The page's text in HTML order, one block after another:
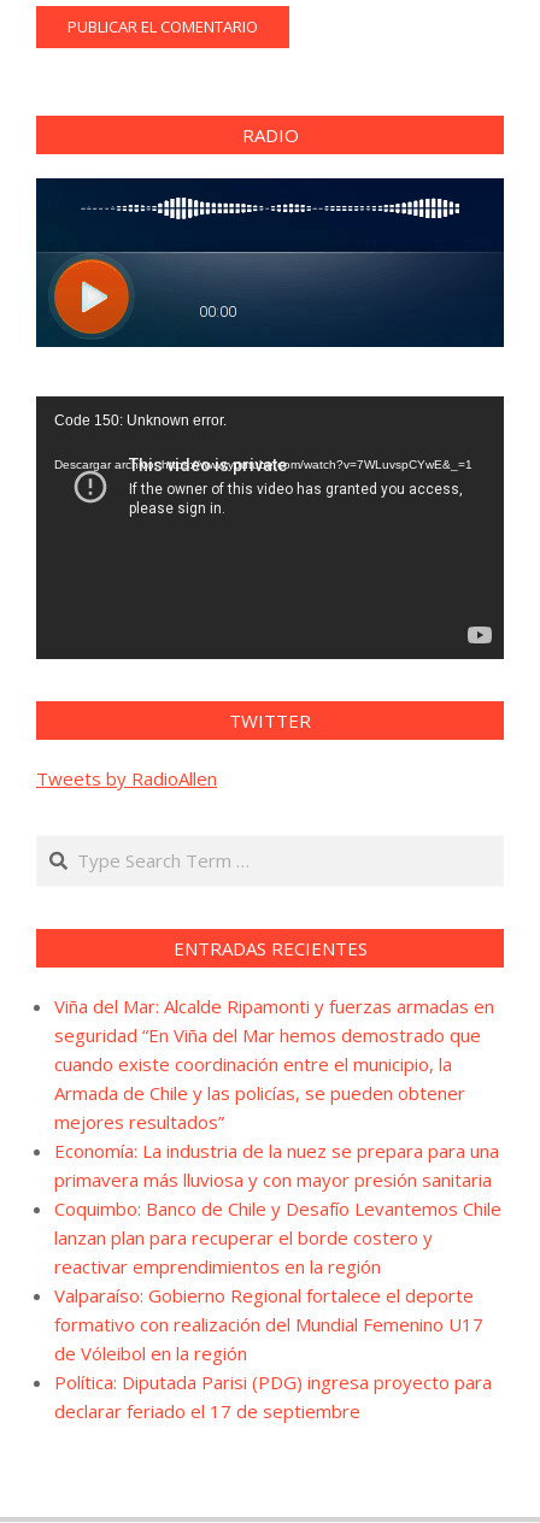
RADIO
Reproductor
vídeo
Code 150: Unknown error.
Descargar archivo: https://www.youtube.com/watch?v=7WLuvspCYwE&_=1
TWITTER
Tweets by RadioAllen
Search
ENTRADAS RECIENTES
Viña del Mar: Alcalde Ripamonti y fuerzas armadas en
seguridad “En Viña del Mar hemos demostrado que
cuando existe coordinación entre el municipio, la
Armada de Chile y las policías, se pueden obtener
mejores resultados”
Economía: La industria de la nuez se prepara para una
primavera más lluviosa y con mayor presión sanitaria
Coquimbo: Banco de Chile y Desafío Levantemos Chile
lanzan plan para recuperar el borde costero y
reactivar emprendimientos en la región
Valparaíso: Gobierno Regional fortalece el deporte
formativo con realización del Mundial Femenino U17
de Vóleibol en la región
Política: Diputada Parisi (PDG) ingresa proyecto para
declarar feriado el 17 de septiembre